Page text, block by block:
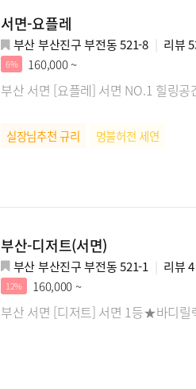
서면-요플레
부산 부산진구 부전동 521-8 리뷰
6% 160,000 ~
부산 서면 [요플레] 서면 NO.1 힐링
실장님추천 규리 명불허전 세연
부산-디저트(서면)
부산 부산진구 부전동 521-1 리뷰4
12% 160,000 ~
부산 서면 [디저트] 서면 1등★바디